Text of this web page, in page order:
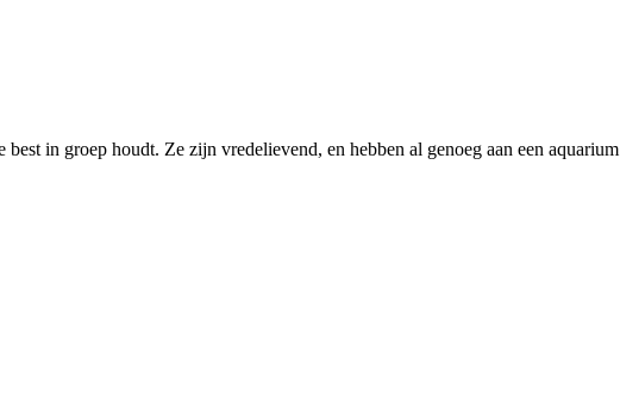
in groep houdt. Ze zijn vredelievend, en hebben al genoeg aan een